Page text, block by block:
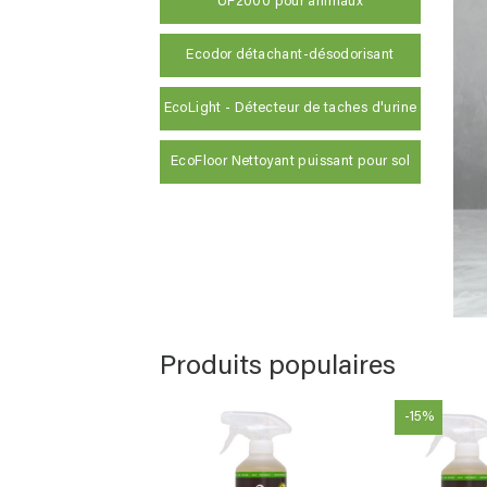
Ecodor détachant-désodorisant
EcoLight - Détecteur de taches d'urine
EcoFloor Nettoyant puissant pour sol
Produits populaires
-15%